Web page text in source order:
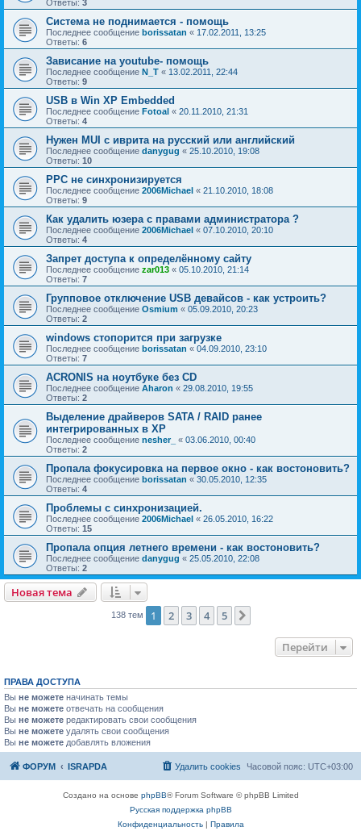
Ответы: 3
Система не поднимается - помощь
Последнее сообщение borissatan « 17.02.2011, 13:25
Ответы: 6
Зависание на youtube- помощь
Последнее сообщение N_T « 13.02.2011, 22:44
Ответы: 9
USB в Win XP Embedded
Последнее сообщение Fotoal « 20.11.2010, 21:31
Ответы: 4
Нужен MUI с иврита на русский или английский
Последнее сообщение danygug « 25.10.2010, 19:08
Ответы: 10
PPC не синхронизируется
Последнее сообщение 2006Michael « 21.10.2010, 18:08
Ответы: 9
Как удалить юзера с правами администратора ?
Последнее сообщение 2006Michael « 07.10.2010, 20:10
Ответы: 4
Запрет доступа к определённому сайту
Последнее сообщение zar013 « 05.10.2010, 21:14
Ответы: 7
Групповое отключение USB девайсов - как устроить?
Последнее сообщение Osmium « 05.09.2010, 20:23
Ответы: 2
windows стопорится при загрузке
Последнее сообщение borissatan « 04.09.2010, 23:10
Ответы: 7
ACRONIS на ноутбуке без CD
Последнее сообщение Aharon « 29.08.2010, 19:55
Ответы: 2
Выделение драйверов SATA / RAID ранее
интегрированных в XP
Последнее сообщение nesher_ « 03.06.2010, 00:40
Ответы: 2
Пропала фокусировка на первое окно - как востоновить?
Последнее сообщение borissatan « 30.05.2010, 12:35
Ответы: 4
Проблемы с синхронизацией.
Последнее сообщение 2006Michael « 26.05.2010, 16:22
Ответы: 15
Пропала опция летнего времени - как востоновить?
Последнее сообщение danygug « 25.05.2010, 22:08
Ответы: 2
Новая тема
Новаятема
138 тем 1 2 3 4 5
Перейти
ПРАВА ДОСТУПА
Вы не можете начинать темы
Вы не можете отвечать на сообщения
Вы не можете редактировать свои сообщения
Вы не можете удалять свои сообщения
Вы не можете добавлять вложения
ФОРУМ ISRAPDA Часовой пояс: UTC+03:00
Удалить cookies
Создано на основе phpBB® Forum Software © phpBB Limited
Русская поддержка phpBB
Конфиденциальность| Правила